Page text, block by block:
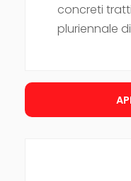
concreti
pluriennale